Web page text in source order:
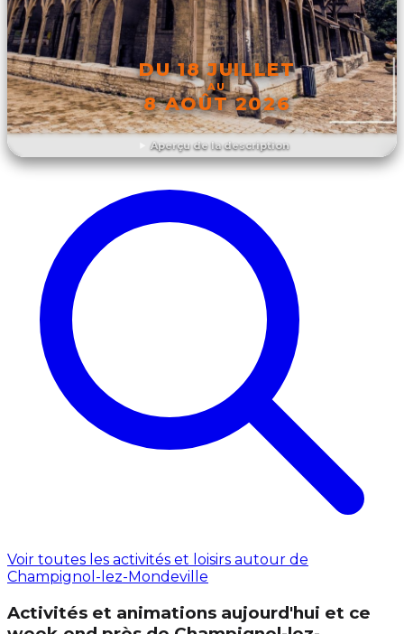
Aperçu de la description
DU 18 JUILLET
AU
8 AOÛT 2026
DÉCOUVRIR L'ÉVÉNEMENT
Voir toutes les activités et loisirs autour de
Champignol-lez-Mondeville
Activités et animations aujourd'hui et ce